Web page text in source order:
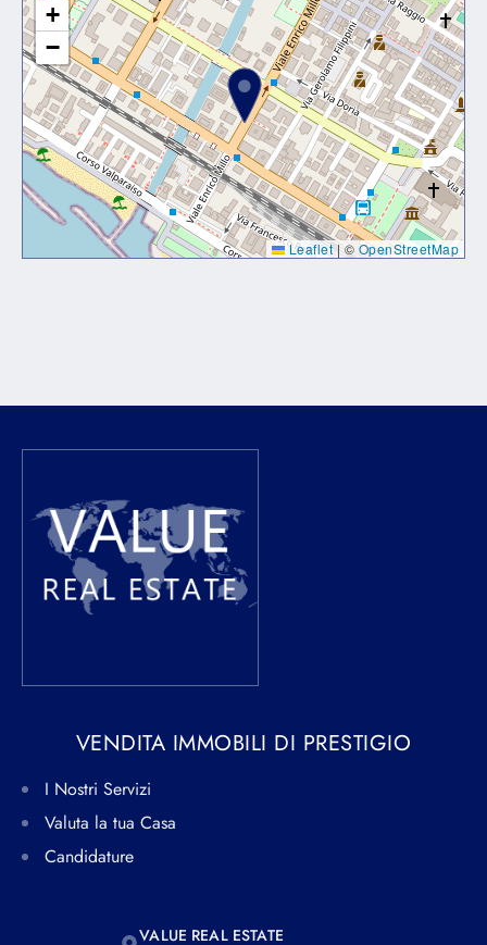
+
−
Leaflet |© OpenStreetMap
VENDITA IMMOBILI DI PRESTIGIO
I Nostri Servizi
Valuta la tua Casa
Candidature
VALUE REAL ESTATE